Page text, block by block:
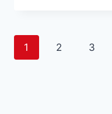
Page
1 2 3